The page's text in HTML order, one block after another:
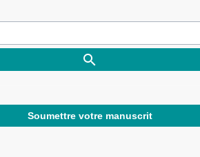
Soumettre votre manuscrit